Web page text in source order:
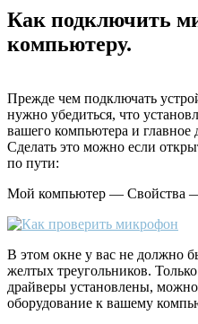
Как подключить
компьютеру.
Прежде чем подключать
нужно убедиться, что
вашего компьютера и главное
Сделать это можно если
по пути:
Мой компьютер — Свойства —
В этом окне у вас не должно
желтых треугольников.
драйверы установлены,
оборудование к вашему